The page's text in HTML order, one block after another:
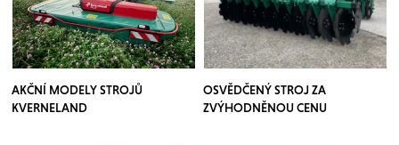
AKČNÍ MODELY STROJŮ
KVERNELAND
OSVĚDČENÝ STROJ ZA
ZVÝHODNĚNOU CENU